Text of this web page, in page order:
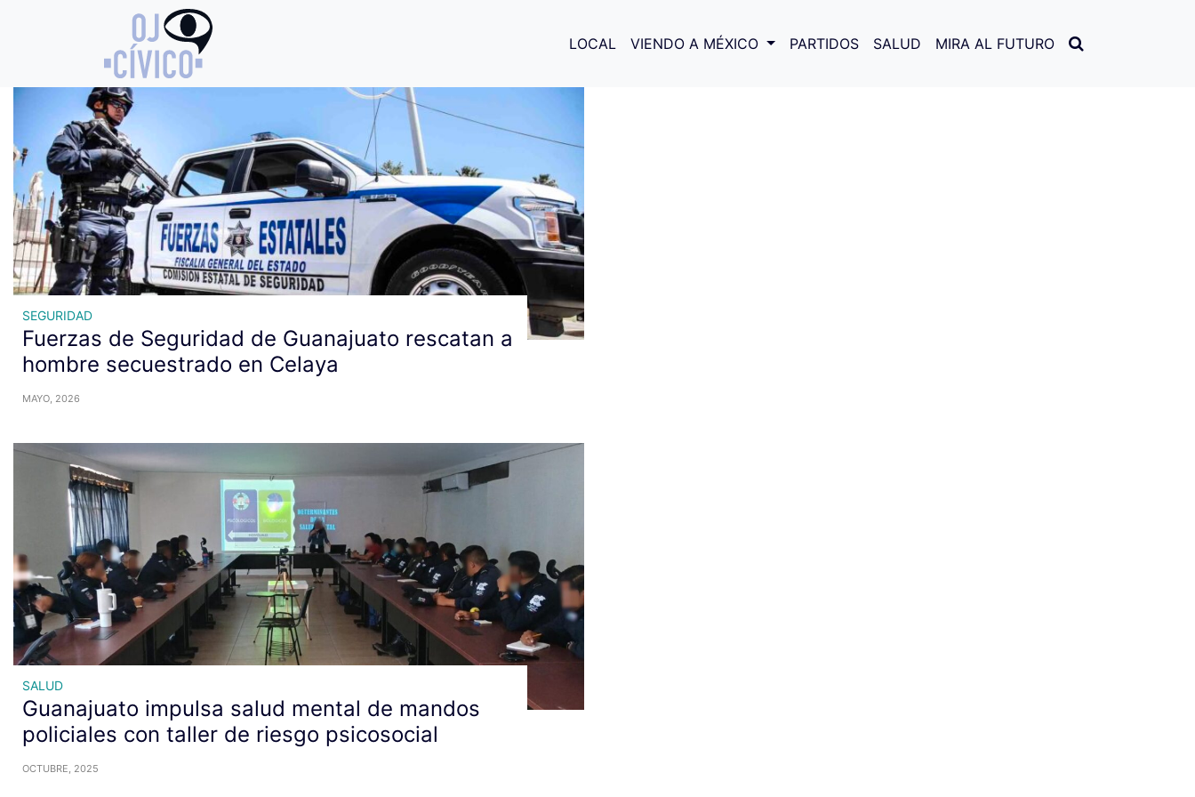
LOCAL VIENDO A MÉXICO PARTIDOS SALUD MIRA AL FUTURO
Archivo de etiquetas: FSPE
SEGURIDAD
Fuerzas de Seguridad de Guanajuato rescatan a
hombre secuestrado en Celaya
MAYO, 2026
SALUD
Guanajuato impulsa salud mental de mandos
policiales con taller de riesgo psicosocial
OCTUBRE, 2025